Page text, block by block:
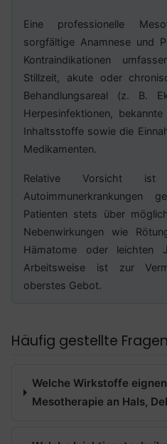
Eine professionelle
sorgfältige Anamnese und
Kontraindikationen
Stillzeit, akute oder
Behandlungsareal (z. B.
Herpesinfektionen,
Inhaltsstoffe sowie die
Medikamenten.
Relative Vorsicht
Autoimmunerkrankungen
Patienten stets über
Nebenwirkungen wie
Hämatome oder leichten
Arbeitsweise ist zur
oberstes Gebot.
Häufig gestellte Fragen
Welche Wirkstoffe
Mesotherapie an Hals,